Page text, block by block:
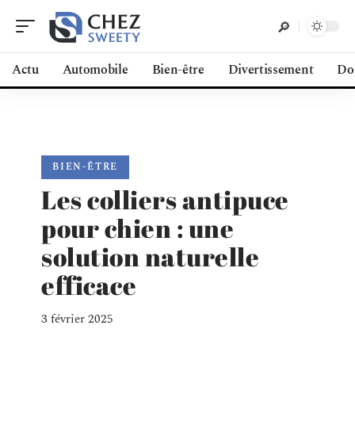
Actu Automobile Bien-être Divertissement
BIEN-ÊTRE
Les colliers antipuce
pour chien : une
solution naturelle
efficace
3 février 2025